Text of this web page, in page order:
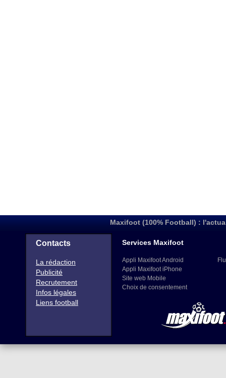
Maxifoot (100% Football) :
Contacts
La rédaction
Publicité
Recrutement
Infos légales
Liens football
Services Maxifoot
Appli Maxifoot Android
Appli Maxifoot iPhone
Site web Mobile
Choix de consentement